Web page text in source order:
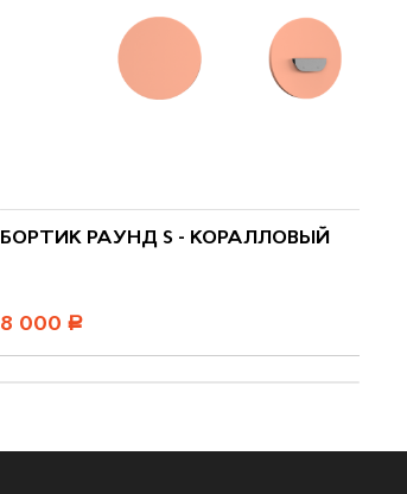
БОРТИК РАУНД S - КОРАЛЛОВЫЙ
8 000 руб.